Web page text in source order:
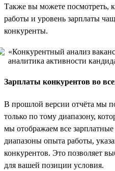
Также вы можете посмотреть,
работы и уровень зарплаты
конкуренты.
Зарплаты конкурентов во
В прошлой версии отчёта мы
только по тому диапазону,
мы отображаем все
диапазоны опыта работы,
конкурентов. Это позволяет
для вашей позиции условия.